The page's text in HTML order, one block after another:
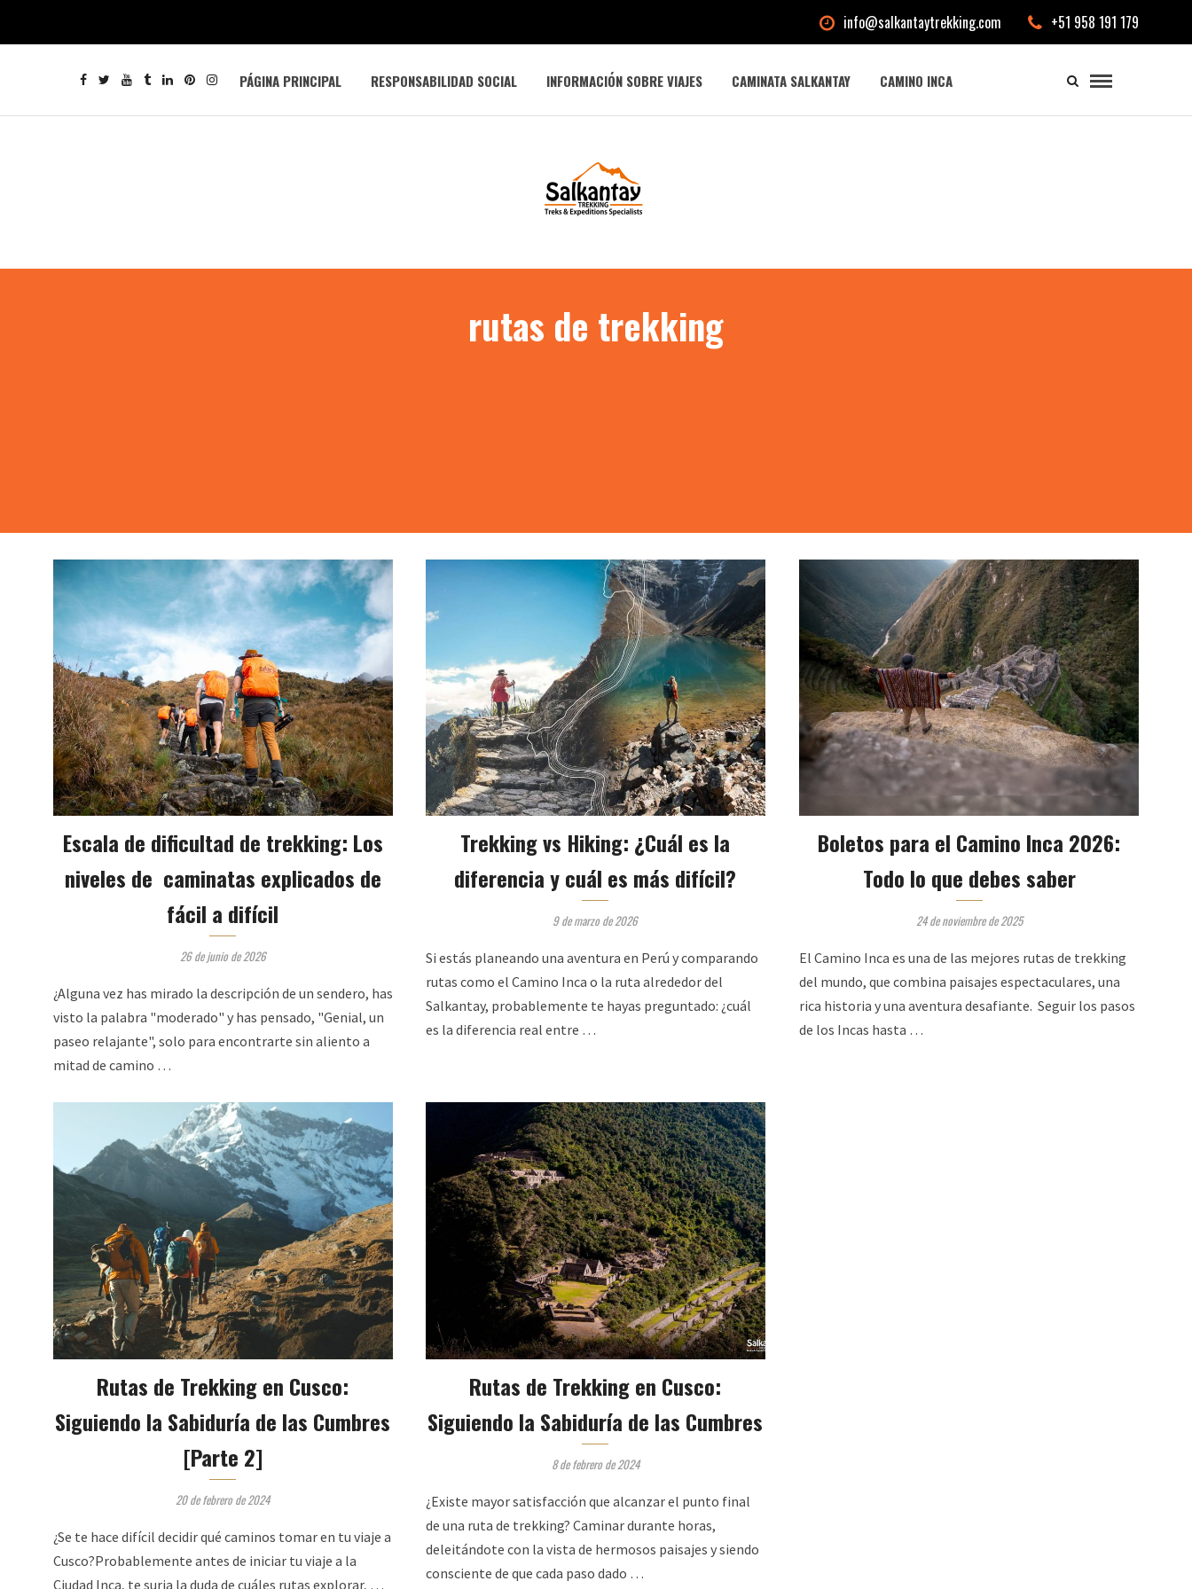
info@salkantaytrekking.com +51 958 191 179
PÁGINA PRINCIPAL RESPONSABILIDAD SOCIAL INFORMACIÓN SOBRE VIAJES CAMINATA SALKANTAY CAMINO INCA
rutas de trekking
Escala de dificultad de trekking: Los
niveles de caminatas explicados de
fácil a difícil
26 de junio de 2026
¿Alguna vez has mirado la descripción de un sendero, has
visto la palabra "moderado" y has pensado, "Genial, un
paseo relajante", solo para encontrarte sin aliento a
mitad de camino …
Trekking vs Hiking: ¿Cuál es la
diferencia y cuál es más difícil?
9 de marzo de 2026
Si estás planeando una aventura en Perú y comparando
rutas como el Camino Inca o la ruta alrededor del
Salkantay, probablemente te hayas preguntado: ¿cuál
es la diferencia real entre …
Boletos para el Camino Inca 2026:
Todo lo que debes saber
24 de noviembre de 2025
El Camino Inca es una de las mejores rutas de trekking
del mundo, que combina paisajes espectaculares, una
rica historia y una aventura desafiante. Seguir los pasos
de los Incas hasta …
Rutas de Trekking en Cusco:
Siguiendo la Sabiduría de las Cumbres
[Parte 2]
20 de febrero de 2024
¿Se te hace difícil decidir qué caminos tomar en tu viaje a
Cusco?Probablemente antes de iniciar tu viaje a la
Ciudad Inca, te surja la duda de cuáles rutas explorar, …
Rutas de Trekking en Cusco:
Siguiendo la Sabiduría de las Cumbres
8 de febrero de 2024
¿Existe mayor satisfacción que alcanzar el punto final
de una ruta de trekking? Caminar durante horas,
deleitándote con la vista de hermosos paisajes y siendo
consciente de que cada paso dado …